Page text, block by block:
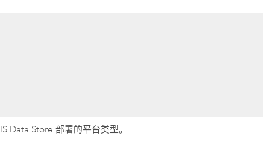
Data Store 部署的平台类型。